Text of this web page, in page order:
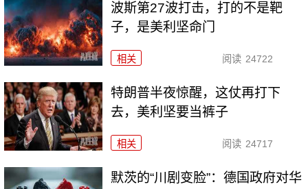
波斯第27波打击，打的不是靶
子，是美利坚命门
相关 阅读 24722
特朗普半夜惊醒，这仗再打下
去，美利坚要当裤子
相关 阅读 24717
默茨的“川剧变脸”：德国政府对华